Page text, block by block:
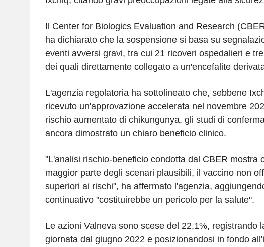
Il Center for Biologics Evaluation and Research
ha dichiarato che la sospensione si basa su
eventi avversi gravi, tra cui 21 ricoveri ospedalieri e
dei quali direttamente collegato a un'encefalite
L'agenzia regolatoria ha sottolineato che, sebbene
ricevuto un'approvazione accelerata nel novembre
rischio aumentato di chikungunya, gli studi di
ancora dimostrato un chiaro beneficio clinico.
"L'analisi rischio-beneficio condotta dal CBER mostra
maggior parte degli scenari plausibili, il vaccino non
superiori ai rischi", ha affermato l'agenzia,
continuativo "costituirebbe un pericolo per la salute".
Le azioni Valneva sono scese del 22,1%, registrando
giornata dal giugno 2022 e posizionandosi in fondo